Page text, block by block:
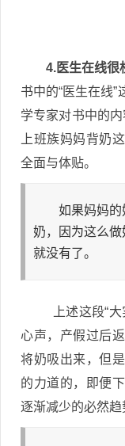
4.医生在线很
书中的“医生在线
学专家对书中的
上班族妈妈背奶
全面与体贴。
如果妈妈
奶，因为这么
就没有了。
上述这段“
心声，产假过后
将奶吸出来，但
的力道的，即便
逐渐减少的必然趋